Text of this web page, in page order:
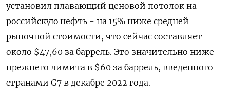
установил плавающий ценовой потолок на
российскую нефть - на 15% ниже средней
рыночной стоимости, что сейчас составляет
около $47,60 за баррель. Это значительно ниже
прежнего лимита в $60 за баррель, введенного
странами G7 в декабре 2022 года.